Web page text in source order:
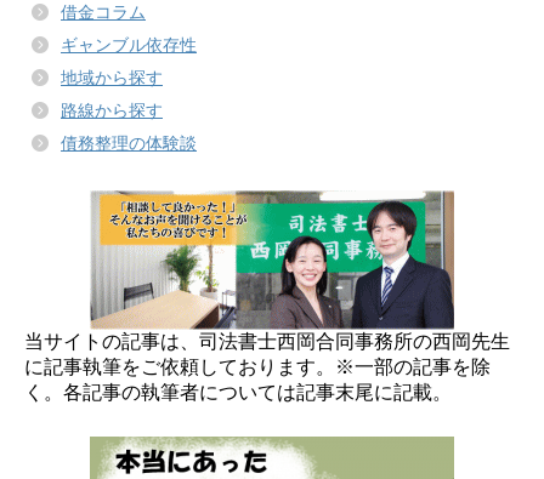
借金コラム
ギャンブル依存性
地域から探す
路線から探す
債務整理の体験談
当サイトの記事は、司法書士西岡合同事務所の西岡先生
に記事執筆をご依頼しております。※一部の記事を除
く。各記事の執筆者については記事末尾に記載。